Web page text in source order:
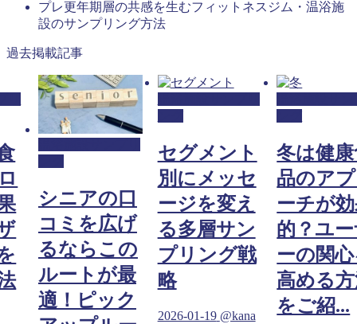
プレ更年期層の共感を生むフィットネスジム・温浴施
設のサンプリング方法
過去掲載記事
リ
温浴施設サンプリ
ング
セグメント
ージを変え
る多層サン
プリング戦
略
2026-01-19 @kana
冬は健康食
品のアプロ
ーチが効果
的？ユーザ
ーの関心を
高める方法
をご紹...
温浴施設サン
ング
シニア
コミを
るなら
ルート
適！ピ